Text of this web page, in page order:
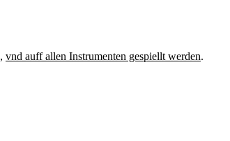
, vnd auff allen Instrumenten gespiellt werden.